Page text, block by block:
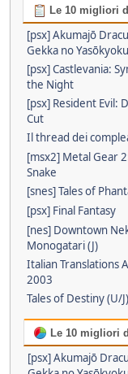
Le 10 migliori
[psx] Akumajō
Gekka no Yasōkyoku
[psx] Castlevania:
the Night
[psx] Resident Evil:
Cut
Il thread dei
[msx2] Metal Gear
Snake
[snes] Tales of
[psx] Final Fantasy
[nes] Downtown
Monogatari (J)
Italian Translations
2003
Tales of Destiny (U/J)
Le 10 migliori
[psx] Akumajō